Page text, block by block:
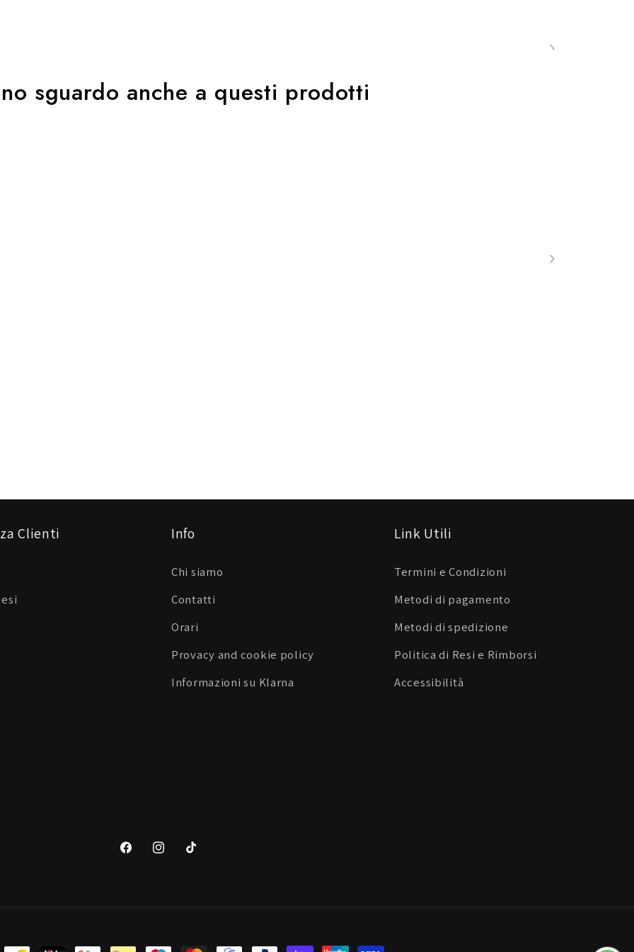
sguardo anche a questi prodotti
Clienti Info
Chi siamo
Contatti
Orari
Provacy and cookie policy
Informazioni su Klarna
Link Utili
Termini e Condizioni
Metodi di pagamento
Metodi di spedizione
Politica di Resi e Rimborsi
Accessibilità
FacebookInstagramTikTok